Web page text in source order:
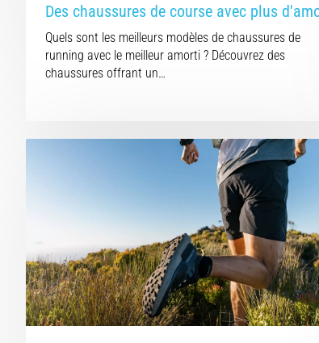
Des chaussures de course avec plus
Quels sont les meilleurs modèles de chaussures de
running avec le meilleur amorti ? Découvrez des
chaussures offrant un…